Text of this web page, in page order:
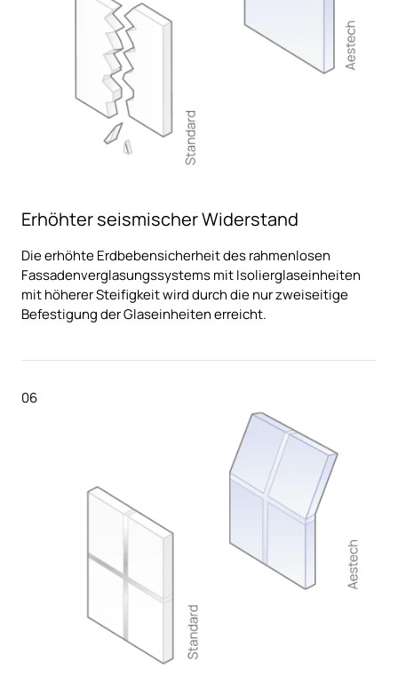
Erhöhter seismischer Widerstand
Die erhöhte Erdbebensicherheit des rahmenlosen
Fassadenverglasungssystems mit Isolierglaseinheiten
mit höherer Steifigkeit wird durch die nur zweiseitige
Befestigung der Glaseinheiten erreicht.
06